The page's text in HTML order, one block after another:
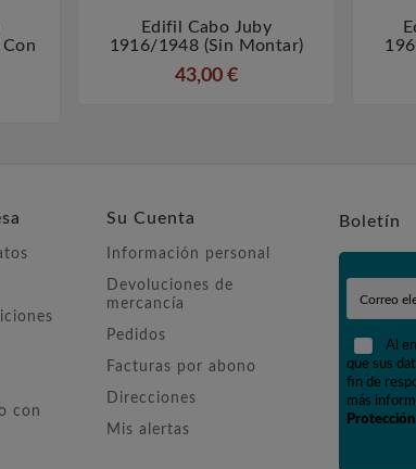
 
Edifil Cabo Juby
1916/1948 (sin Montar)
43,00 €
con
Su Cuenta
Información personal
Devoluciones de
mercancía
Pedidos
Facturas por abono
Direcciones
Mis alertas
Boletín
Al
que sus
fin de
más